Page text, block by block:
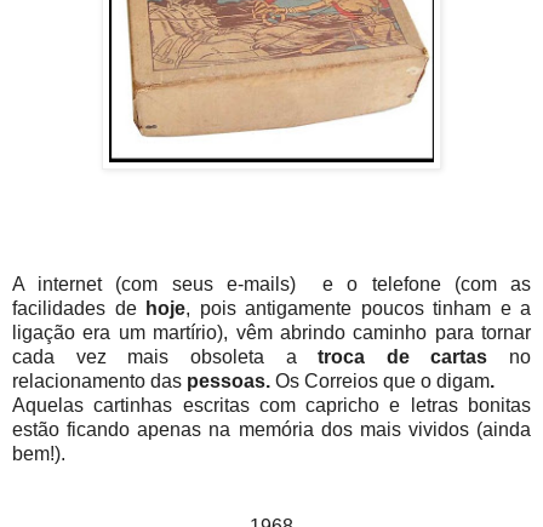
A internet (com seus e-mails) e o telefone (com as
facilidades de hoje, pois antigamente poucos tinham e a
ligação era um martírio), vêm abrindo caminho para tornar
cada vez mais obsoleta atroca de cartas no
relacionamento das pessoas. Os Correios que o digam.
Aquelas cartinhas escritas com capricho e letras bonitas
estão ficando apenas na memória dos mais vividos (ainda
bem!).